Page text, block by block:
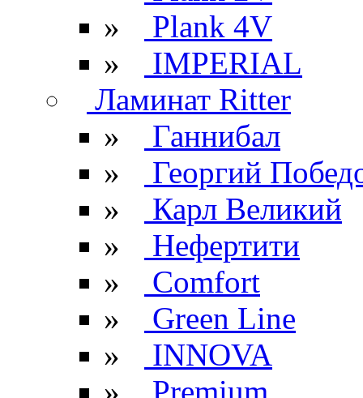
»
Plank 4V
»
IMPERIAL
Ламинат Ritter
»
Ганнибал
»
Георгий
»
Карл Великий
»
Нефертити
»
Comfort
»
Green Line
»
INNOVA